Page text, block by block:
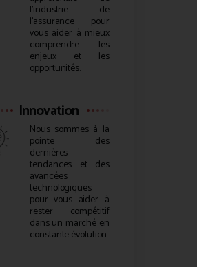
l’industrie de
l’assurance pour
vous aider à mieux
comprendre les
enjeux et les
opportunités.
Innovation
Nous sommes à la
pointe des
dernières
tendances et des
avancées
technologiques
pour vous aider à
rester compétitif
dans un marché en
constante évolution.